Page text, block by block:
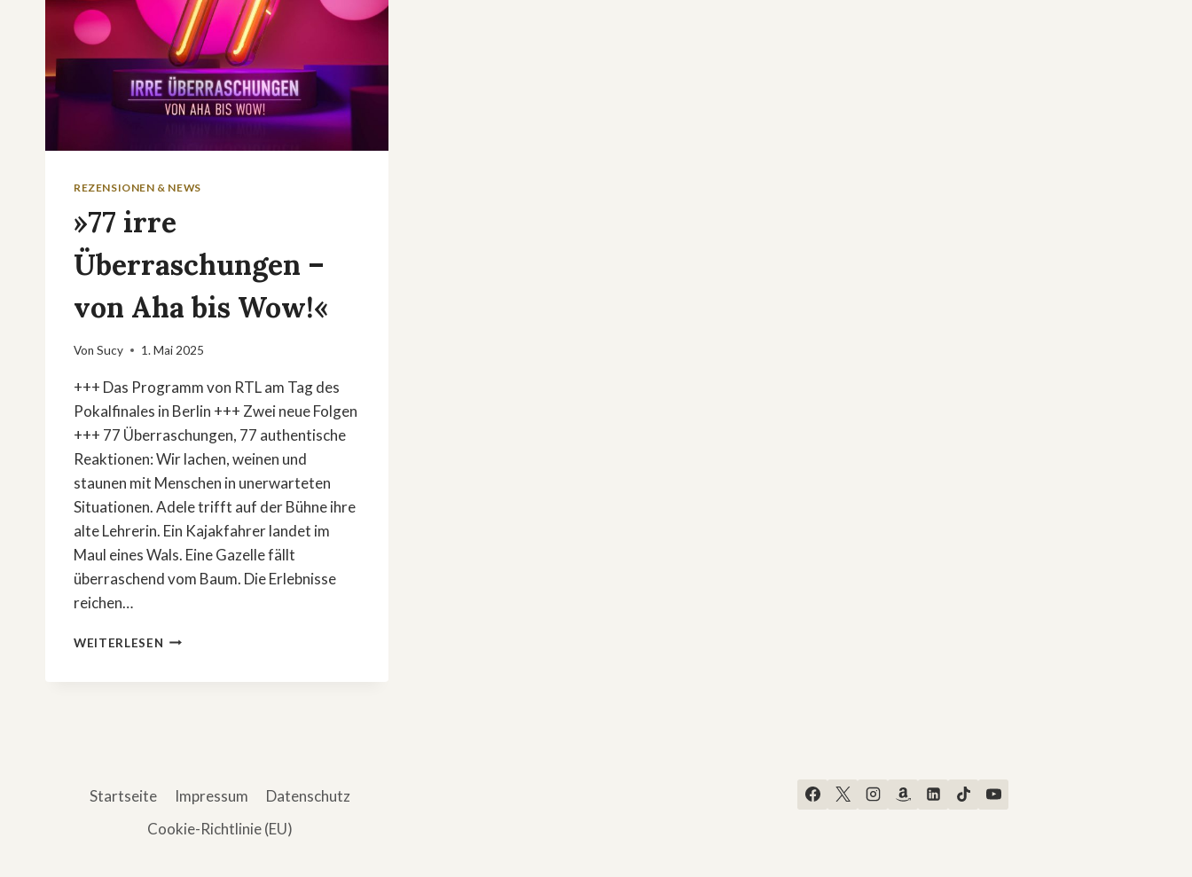
REZENSIONEN & NEWS
»77 irre
Überraschungen –
von Aha bis Wow!«
Von Sucy 1. Mai 2025
+++ Das Programm von RTL am Tag des
Pokalfinales in Berlin +++ Zwei neue Folgen
+++ 77 Überraschungen, 77 authentische
Reaktionen: Wir lachen, weinen und
staunen mit Menschen in unerwarteten
Situationen. Adele trifft auf der Bühne ihre
alte Lehrerin. Ein Kajakfahrer landet im
Maul eines Wals. Eine Gazelle fällt
überraschend vom Baum. Die Erlebnisse
reichen…
WEITERLESEN »77
Startseite Impressum
Datenschutz
Cookie-Richtlinie (EU)